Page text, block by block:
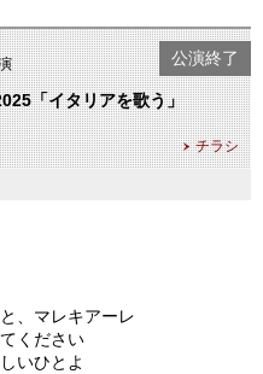
「イタリアを歌う」
チラシ
公演終了
、マレキアーレ
ください
いひとよ